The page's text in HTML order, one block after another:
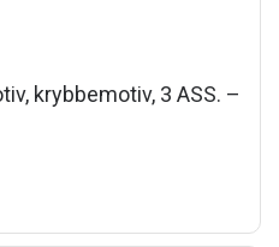
krybbemotiv, 3 ASS. –